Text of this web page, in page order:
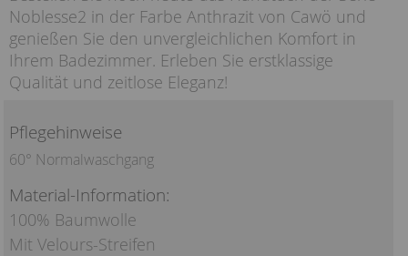
Noblesse2 in der Farbe Anthrazit von Cawö und
genießen Sie den unvergleichlichen Komfort in
Ihrem Badezimmer. Erleben Sie erstklassige
Qualität und zeitlose Eleganz!
Pflegehinweise
60° Normalwaschgang
Material-Information:
100% Baumwolle
Mit Velours-Streifen